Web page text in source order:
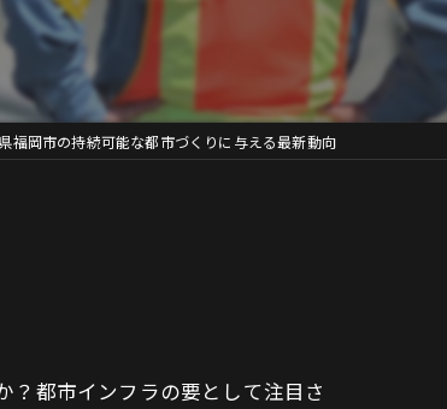
福岡市の持続可能な都市づくりに与える最新動向
都市インフラの要として注目さ